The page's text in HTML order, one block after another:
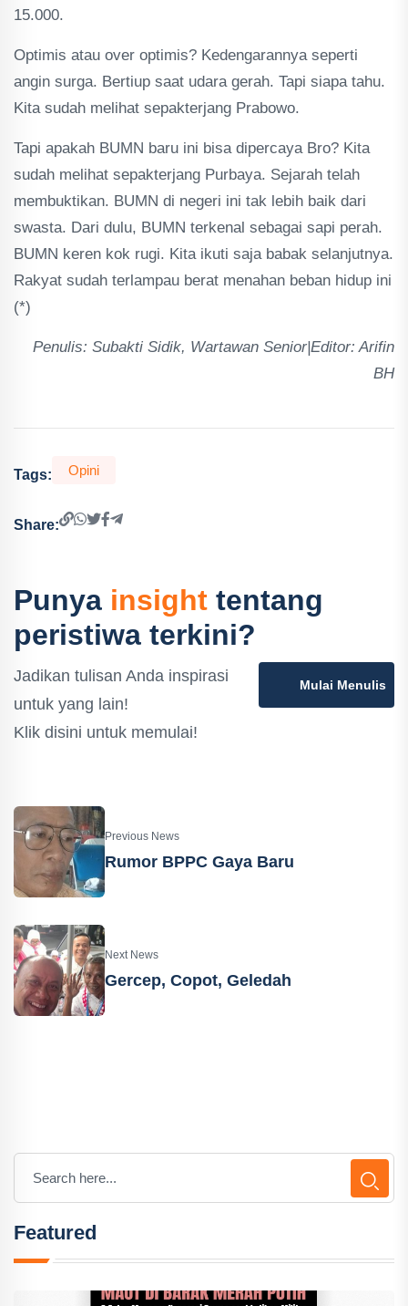
15.000.
Optimis atau over optimis? Kedengarannya seperti
angin surga. Bertiup saat udara gerah. Tapi siapa tahu.
Kita sudah melihat sepakterjang Prabowo.
Tapi apakah BUMN baru ini bisa dipercaya Bro? Kita
sudah melihat sepakterjang Purbaya. Sejarah telah
membuktikan. BUMN di negeri ini tak lebih baik dari
swasta. Dari dulu, BUMN terkenal sebagai sapi perah.
BUMN keren kok rugi. Kita ikuti saja babak selanjutnya.
Rakyat sudah terlampau berat menahan beban hidup ini
(*)
Penulis: Subakti Sidik, Wartawan Senior|Editor: Arifin
BH
Tags: Opini
Share:
Punya insight tentang
peristiwa terkini?
Jadikan tulisan Anda inspirasi
untuk yang lain!
Klik disini untuk memulai!
Mulai Menulis
Previous News
Rumor BPPC Gaya Baru
Next News
Gercep, Copot, Geledah
Featured